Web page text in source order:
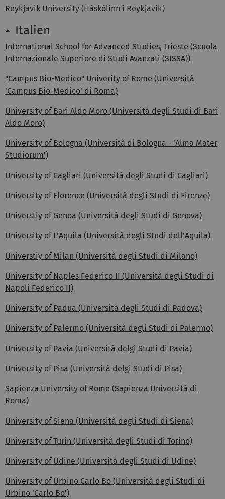
Reykjavik University (Háskólinn í Reykjavík)
Italien
International School for Advanced Studies, Trieste (Scuola
Internazionale Superiore di Studi Avanzati (SISSA))
"Campus Bio-Medico" Univerity of Rome (Università
'Campus Bio-Medico' di Roma)
University of Bari Aldo Moro (Università degli Studi di Bari
Aldo Moro)
University of Bologna (Università di Bologna - 'Alma Mater
Studiorum')
University of Cagliari (Università degli Studi di Cagliari)
University of Florence (Università degli Studi di Firenze)
Universtiy of Genoa (Università degli Studi di Genova)
University of L'Aquila (Università degli Studi dell'Aquila)
Universtiy of Milan (Università degli Studi di Milano)
University of Naples Federico II (Università degli Studi di
Napoli Federico II)
University of Padua (Università degli Studi di Padova)
University of Palermo (Università degli Studi di Palermo)
University of Pavia (Università delgi Studi di Pavia)
University of Pisa (Università delgi Studi di Pisa)
Sapienza University of Rome (Sapienza Università di
Roma)
University of Siena (Università degli Studi di Siena)
University of Turin (Università degli Studi di Torino)
University of Udine (Università degli Studi di Udine)
University of Urbino Carlo Bo (Università degli Studi di
Urbino 'Carlo Bo')